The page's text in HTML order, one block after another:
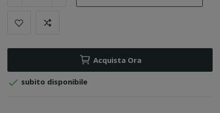
Acquista Ora
 subito disponibile